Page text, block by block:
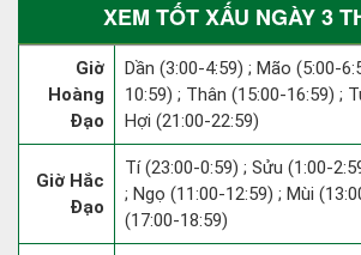
XEM TỐT XẤU NGÀY 3
Giờ
Hoàng
Đạo
Dần (3:00-4:59) ; Mão (5:00-
10:59) ; Thân (15:00-16:59) ;
Hợi (21:00-22:59)
Giờ Hắc
Đạo
Tí (23:00-0:59) ; Sửu (1:00-
; Ngọ (11:00-12:59) ; Mùi
(17:00-18:59)